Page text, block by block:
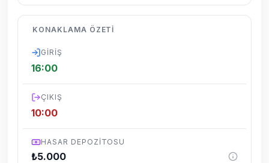
dönemsel olarak altyapı çalışmaları
yapılabilmektedir. Bu çalışma nedeniyle yol
KONAKLAMA ÖZETI
GIRIŞ
16:00
ÇIKIŞ
10:00
HASAR DEPOZITOSU
₺5.000